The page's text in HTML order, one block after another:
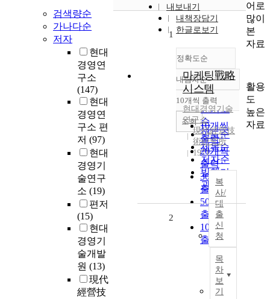
검색량순
가나다순
저자
현대
경영연
구소
(147)
현대
경영연
구소 편
저 (97)
현대
경영기
술연구
소 (19)
편저
(15)
현대
경영기
술개발
원 (13)
現代
經營技
내보내기
내책장담기
한글로보기
정확도순
정확도
순
인기도
순
연도순
제목순
저자순
발행기
관순
내림차순
내림차순
10개씩 출력
10개씩
출력
20개씩
출력
30개씩
출력
50개씩
출력
100개씩
출력
조회
1
마케팅戰略
시스템
현대경영기술
연구소
現代經營技
術硏究所
1971
복
사/
대
출
신
청
목
차
보
기
2
어로
많이
본
자료
활용
도
높은
자료